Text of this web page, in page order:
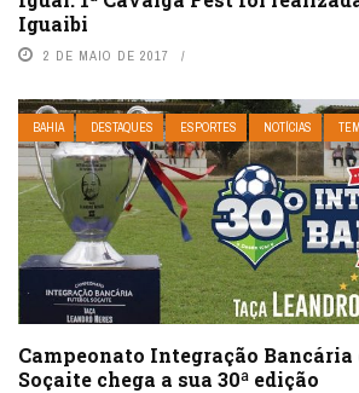
Iguaibi
2 DE MAIO DE 2017
BAHIA DESTAQUES ESPORTES NOTÍCIAS
Campeonato Integração Bancária
Soçaite chega a sua 30ª edição